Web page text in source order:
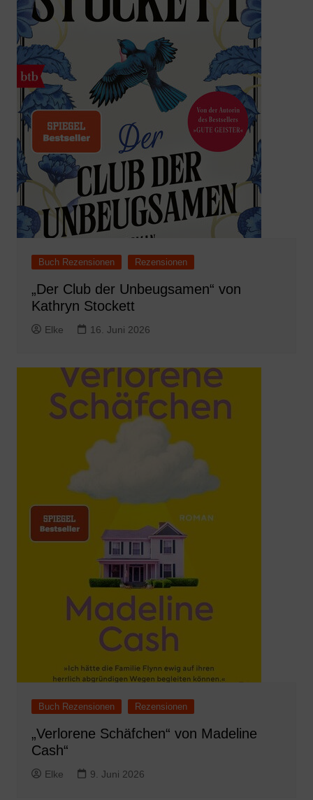
Buch Rezensionen Rezensionen
„Der Club der Unbeugsamen“ von
Kathryn Stockett
Elke 16. Juni 2026
Buch Rezensionen Rezensionen
„Verlorene Schäfchen“ von Madeline
Cash“
Elke 9. Juni 2026